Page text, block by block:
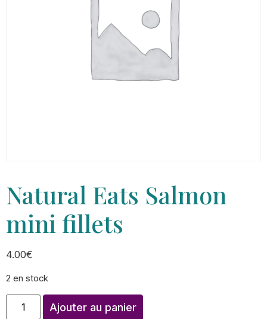
Natural Eats Salmon
mini fillets
4.00€
2 en stock
Ajouter au panier